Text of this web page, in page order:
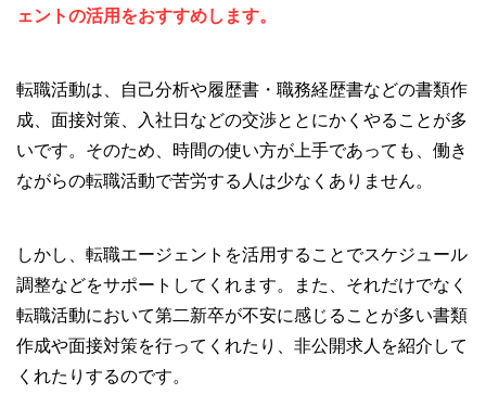
ェントの活用をおすすめします。
転職活動は、自己分析や履歴書・職務経歴書などの書類作
成、面接対策、入社日などの交渉ととにかくやることが多
いです。そのため、時間の使い方が上手であっても、働き
ながらの転職活動で苦労する人は少なくありません。
しかし、転職エージェントを活用することでスケジュール
調整などをサポートしてくれます。また、それだけでなく
転職活動において第二新卒が不安に感じることが多い書類
作成や面接対策を行ってくれたり、非公開求人を紹介して
くれたりするのです。